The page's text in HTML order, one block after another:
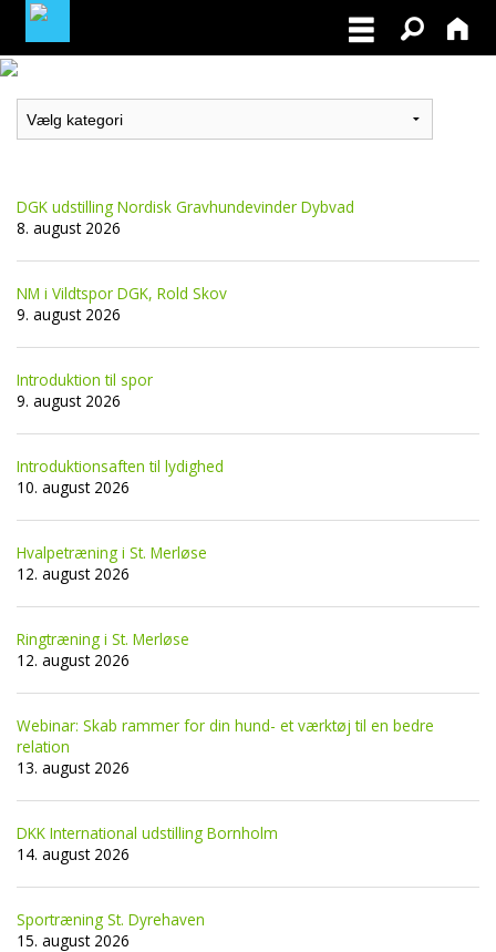
MEDLEMSLOGIN
NORDISK MESTERSKAB I VILDTSPOR 2026
OPDRÆTTERVEJVISEREN
VIL DU BETÆNKE DGK MED EN ARV
TILSKUD TIL ØJENLYSNING OG
RYGFOTOGRAFERING 2026
DGK udstilling Nordisk Gravhundevinder Dybvad
8. august 2026
NM i Vildtspor DGK, Rold Skov
9. august 2026
Introduktion til spor
9. august 2026
Introduktionsaften til lydighed
10. august 2026
Hvalpetræning i St. Merløse
12. august 2026
Ringtræning i St. Merløse
12. august 2026
Webinar: Skab rammer for din hund- et værktøj til en bedre
relation
13. august 2026
DKK International udstilling Bornholm
14. august 2026
Sportræning St. Dyrehaven
15. august 2026